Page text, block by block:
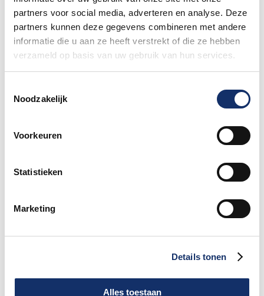
partners voor social media, adverteren en analyse. Deze
partners kunnen deze gegevens combineren met andere
informatie die u aan ze heeft verstrekt of die ze hebben
verzameld op basis van uw gebruik van hun services.
Noodzakelijk
Voorkeuren
Statistieken
Marketing
Details tonen
Alles toestaan
Speciale damestoiletten van Fons Bikes
tijdens Obvion Limburgs Mooiste
12 juni 2026
Hoe bereid je je voor op warm fietsweer?
weersomstandigheden op de route